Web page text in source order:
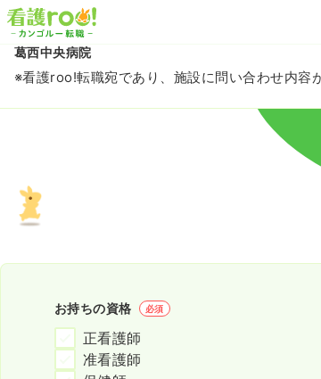
葛西中央病院
※看護roo!転職宛であり、施設に問い合わせ内容
お持ちの資格 必須
正看護師
准看護師